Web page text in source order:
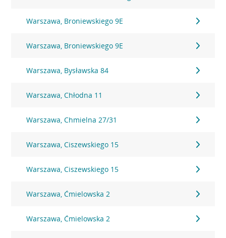
Warszawa, Broniewskiego 9E
Warszawa, Broniewskiego 9E
Warszawa, Bysławska 84
Warszawa, Chłodna 11
Warszawa, Chmielna 27/31
Warszawa, Ciszewskiego 15
Warszawa, Ciszewskiego 15
Warszawa, Ćmielowska 2
Warszawa, Ćmielowska 2